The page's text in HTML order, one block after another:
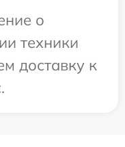
о
техники
доставку к